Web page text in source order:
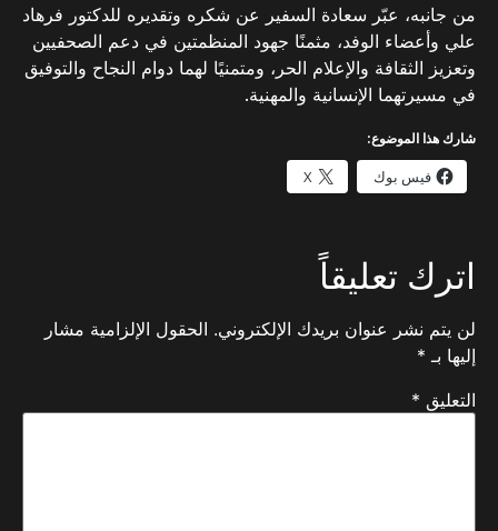
من جانبه، عبّر سعادة السفير عن شكره وتقديره للدكتور فرهاد
علي وأعضاء الوفد، مثمنًا جهود المنظمتين في دعم الصحفيين
وتعزيز الثقافة والإعلام الحر، ومتمنيًا لهما دوام النجاح والتوفيق
في مسيرتهما الإنسانية والمهنية.
شارك هذا الموضوع:
فيس بوك X
اترك تعليقاً
لن يتم نشر عنوان بريدك الإلكتروني. الحقول الإلزامية مشار
إليها بـ *
التعليق *